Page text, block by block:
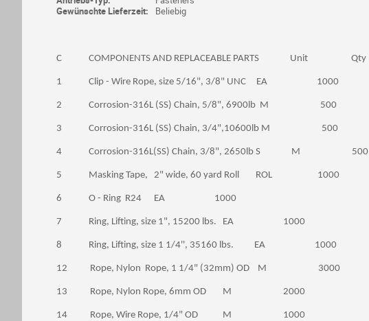
Gewünschte Lieferzeit:
Beliebig
C COMPONENTS AND REPLACEABLE PARTS Unit Qty
1 Clip - Wire Rope, size 5/16", 3/8" UNC EA 1000
2 Corrosion-316L (SS) Chain, 5/8", 6900lb M 500
3 Corrosion-316L (SS) Chain, 3/4",10600lb M 500
4 Corrosion-316L(SS) Chain, 3/8", 2650lb S M 500
5 Masking Tape, 2" wide, 60 yard Roll ROL 1000
6 O - Ring R24 EA 1000
7 Ring, Lifting, size 1", 15200 lbs. EA 1000
8 Ring, Lifting, size 1 1/4'', 35160 lbs. EA 1000
12 Rope, Nylon Rope, 1 1/4" (32mm) OD M 3000
13 Rope, Nylon Rope, 6mm OD M 2000
14 Rope, Wire Rope, 1/4" OD M 1000